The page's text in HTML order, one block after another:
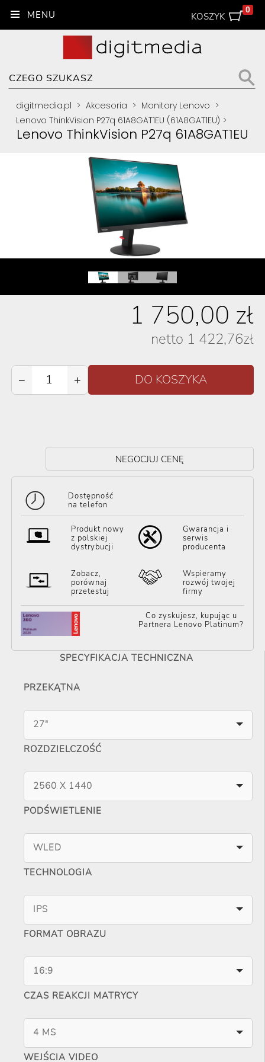
KOSZYK
0
digitmedia.pl > Akcesoria > Monitory Lenovo >
Lenovo ThinkVision P27q 61A8GAT1EU (61A8GAT1EU) >
Lenovo ThinkVision P27q 61A8GAT1EU
1 750,00 zł
netto 1 422,76zł
− +
NEGOCJUJ CENĘ
Dostępność
na telefon
Produkt nowy
z polskiej
dystrybucji
Gwarancja i
serwis
producenta
Zobacz,
porównaj
przetestuj
Wspieramy
rozwój twojej
firmy
Co zyskujesz, kupując u
Partnera Lenovo Platinum?
SPECYFIKACJA TECHNICZNA
PRZEKĄTNA
27"
ROZDZIELCZOŚĆ
2560 X 1440
PODŚWIETLENIE
WLED
TECHNOLOGIA
IPS
FORMAT OBRAZU
16:9
CZAS REAKCJI MATRYCY
4 MS
WEJŚCIA VIDEO